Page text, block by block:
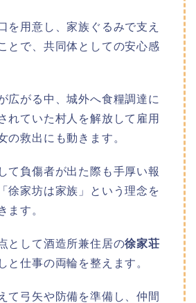
を用意し、家族ぐるみで支え
とで、共同体としての安心感
広がる中、城外へ食糧調達に
れていた村人を解放して雇用
の救出にも動きます。
て負傷者が出た際も手厚い報
徐家坊は家族」という理念を
ます。
として酒造所兼住居の徐家荘
と仕事の両輪を整えます。
て弓矢や防備を準備し、仲間